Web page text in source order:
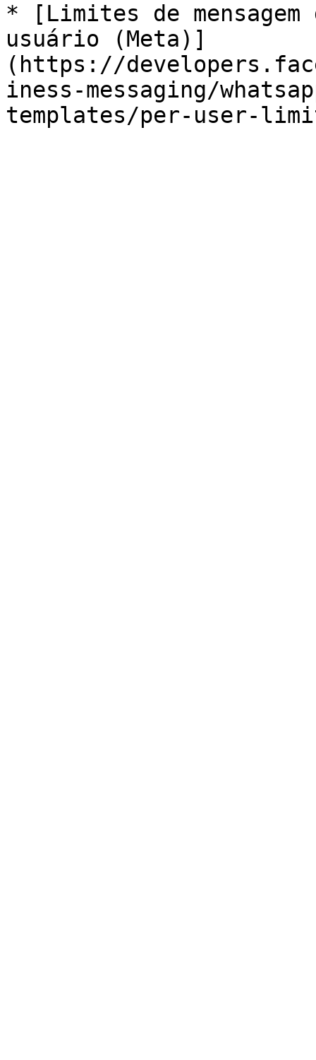
* [Limites de
usuário (Meta)]
(https://
iness-messaging/